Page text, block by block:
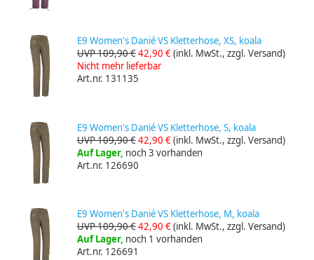
E9 Women's Danié VS Kletterhose, XS, koala
UVP 109,90 €42,90 €(inkl. MwSt., zzgl. Versand)
Nicht mehr lieferbar
Art.nr. 131135
E9 Women's Danié VS Kletterhose, S, koala
UVP 109,90 €42,90 €(inkl. MwSt., zzgl. Versand)
Auf Lager, noch 3 vorhanden
Art.nr. 126690
E9 Women's Danié VS Kletterhose, M, koala
UVP 109,90 €42,90 €(inkl. MwSt., zzgl. Versand)
Auf Lager, noch 1 vorhanden
Art.nr. 126691